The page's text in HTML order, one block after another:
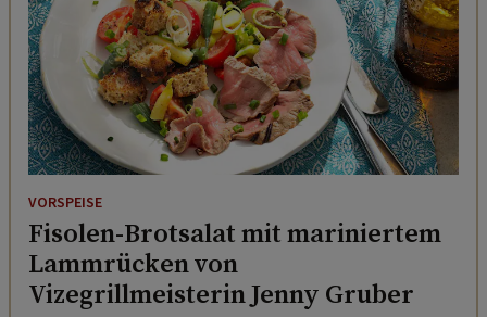
VORSPEISE
Fisolen-Brotsalat mit mariniertem
Lammrücken von
Vizegrillmeisterin Jenny Gruber